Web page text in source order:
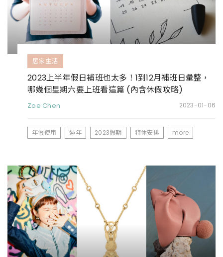
居家生活
2023上半年假日補班也太多！1到12月補班日彙整，
哪幾個星期六要上班看這篇 (內含休假攻略)
Zoe Chen 2023-01-06
年假使用 過年 2023假期 特休安排 more